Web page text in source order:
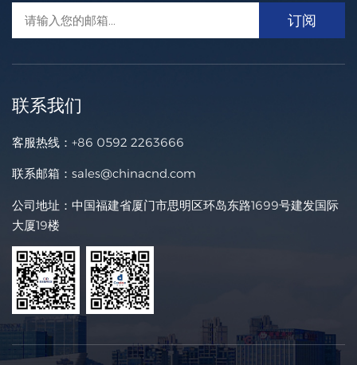
联系我们
客服热线： +86 0592 2263666
联系邮箱： sales@chinacnd.com
公司地址：中国福建省厦门市思明区环岛东路1699号建发国际
大厦19楼